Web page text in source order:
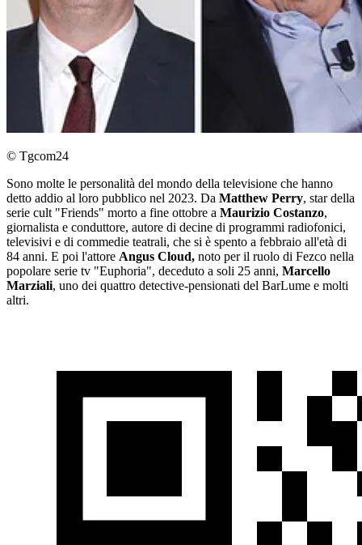
© Tgcom24
Sono molte le personalità del mondo della televisione che hanno
detto addio al loro pubblico nel 2023. Da Matthew Perry, star della
serie cult "Friends" morto a fine ottobre a Maurizio Costanzo,
giornalista e conduttore, autore di decine di programmi radiofonici,
televisivi e di commedie teatrali, che si è spento a febbraio all'età di
84 anni. E poi l'attore Angus Cloud, noto per il ruolo di Fezco nella
popolare serie tv "Euphoria", deceduto a soli 25 anni, Marcello
Marziali, uno dei quattro detective-pensionati del BarLume e molti
altri.